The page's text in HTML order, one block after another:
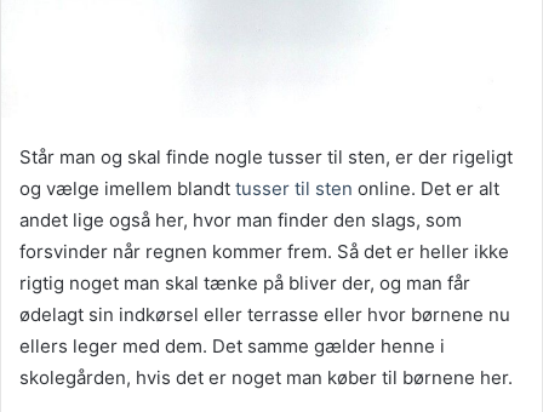
Står man og skal finde nogle tusser til sten, er der rigeligt
og vælge imellem blandt tusser til sten online. Det er alt
andet lige også her, hvor man finder den slags, som
forsvinder når regnen kommer frem. Så det er heller ikke
rigtig noget man skal tænke på bliver der, og man får
ødelagt sin indkørsel eller terrasse eller hvor børnene nu
ellers leger med dem. Det samme gælder henne i
skolegården, hvis det er noget man køber til børnene her.